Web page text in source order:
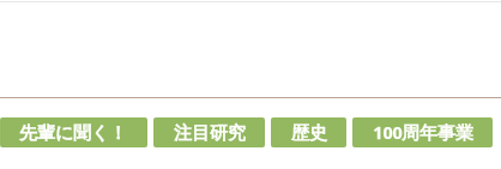
先輩に聞く！ 注目研究 歴史 100周年事業